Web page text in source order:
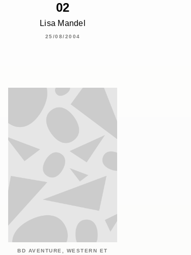
02
Lisa Mandel
25/08/2004
BD AVENTURE, WESTERN ET